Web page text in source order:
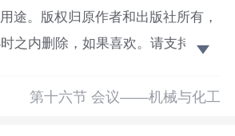
途。版权归原作者和出版社所有，
之内删除，如果喜欢。请支持正
第十六节 会议――机械与化工